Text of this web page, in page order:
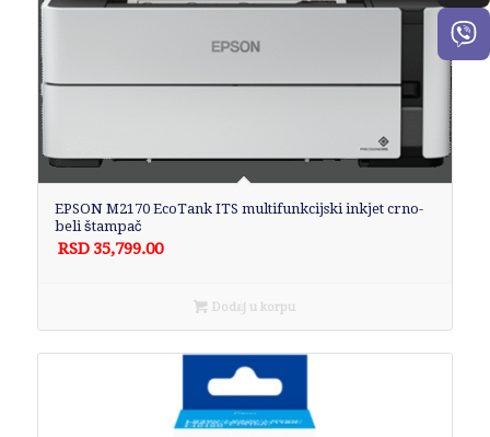
EPSON M2170 EcoTank ITS multifunkcijski inkjet crno-
beli štampač
RSD 35,799.00
Dodaj u korpu